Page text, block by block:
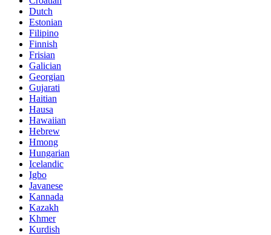
Dutch
Estonian
Filipino
Finnish
Frisian
Galician
Georgian
Gujarati
Haitian
Hausa
Hawaiian
Hebrew
Hmong
Hungarian
Icelandic
Igbo
Javanese
Kannada
Kazakh
Khmer
Kurdish